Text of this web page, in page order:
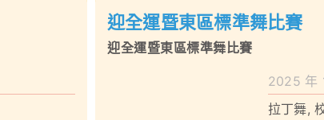
迎全運暨東區標準舞比賽
迎全運暨東區標準舞比賽
2025 年
拉丁舞,